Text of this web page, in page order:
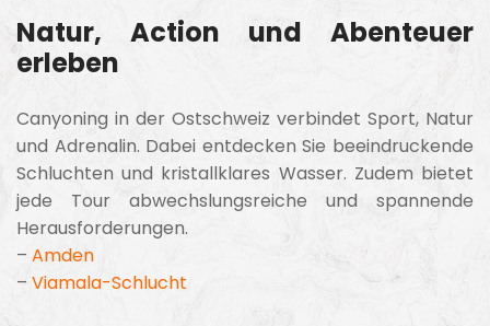
Natur, Action und Abenteuer
erleben
Canyoning in der Ostschweiz verbindet Sport, Natur
und Adrenalin. Dabei entdecken Sie beeindruckende
Schluchten und kristallklares Wasser. Zudem bietet
jede Tour abwechslungsreiche und spannende
Herausforderungen.
– Amden
– Viamala-Schlucht